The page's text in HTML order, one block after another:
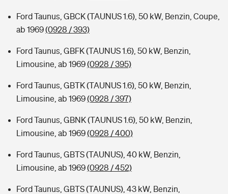
Ford Taunus, GBCK (TAUNUS 1.6), 50 kW, Benzin, Coupe,
ab 1969(0928 / 393)
Ford Taunus, GBFK (TAUNUS 1.6), 50 kW, Benzin,
Limousine, ab 1969(0928 / 395)
Ford Taunus, GBTK (TAUNUS 1.6), 50 kW, Benzin,
Limousine, ab 1969(0928 / 397)
Ford Taunus, GBNK (TAUNUS 1.6), 50 kW, Benzin,
Limousine, ab 1969(0928 / 400)
Ford Taunus, GBTS (TAUNUS), 40 kW, Benzin,
Limousine, ab 1969(0928 / 452)
Ford Taunus, GBTS (TAUNUS), 43 kW, Benzin,